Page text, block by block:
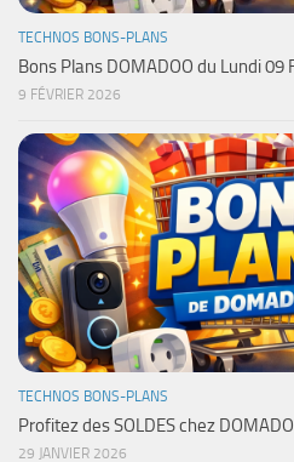
TECHNOS BONS-PLANS
Bons Plans DOMADOO du Lundi 09
9 FÉVRIER 2026
TECHNOS BONS-PLANS
Profitez des SOLDES chez
29 JANVIER 2026